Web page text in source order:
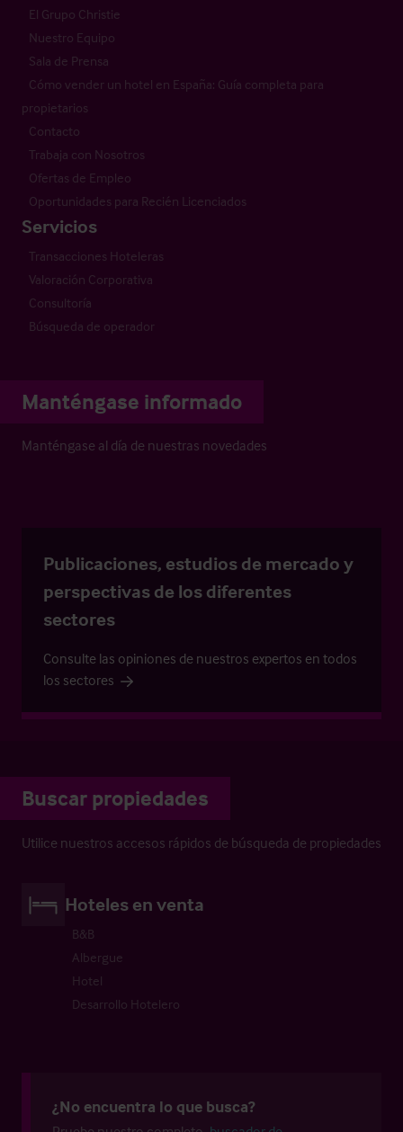
El Grupo Christie
Nuestro Equipo
Sala de Prensa
Cómo vender un hotel en España: Guía completa para
propietarios
Contacto
Trabaja con Nosotros
Ofertas de Empleo
Oportunidades para Recién Licenciados
Servicios
Transacciones Hoteleras
Valoración Corporativa
Consultoría
Búsqueda de operador
Manténgase informado
Manténgase al día de nuestras novedades
Publicaciones, estudios de mercado y
perspectivas de los diferentes
sectores
Consulte las opiniones de nuestros expertos en todos
los sectores
Buscar propiedades
Utilice nuestros accesos rápidos de búsqueda de propiedades
Hoteles en venta
B&B
Albergue
Hotel
Desarrollo Hotelero
¿No encuentra lo que busca?